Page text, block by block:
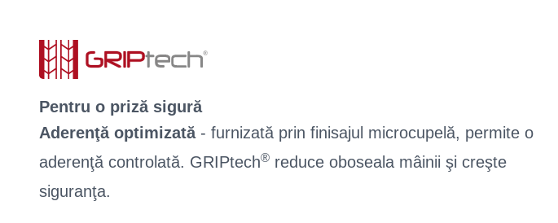
Pentru o priză sigură
Aderenţă optimizată- furnizată prin finisajul microcupelă, permite o
aderenţă controlată. GRIPtech® reduce oboseala mâinii şi creşte
siguranţa.